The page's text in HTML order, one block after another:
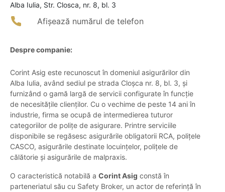
Alba Iulia, Str. Closca, nr. 8, bl. 3
Afișează numărul de telefon
Despre companie:
Corint Asig este recunoscut în domeniul asigurărilor din
Alba Iulia, având sediul pe strada Cloșca nr. 8, bl. 3, și
furnizând o gamă largă de servicii configurate în funcție
de necesitățile clienților. Cu o vechime de peste 14 ani în
industrie, firma se ocupă de intermedierea tuturor
categoriilor de polițe de asigurare. Printre serviciile
disponibile se regăsesc asigurările obligatorii RCA, polițele
CASCO, asigurările destinate locuințelor, polițele de
călătorie și asigurările de malpraxis.
O caracteristică notabilă a Corint Asig constă în
parteneriatul său cu Safety Broker, un actor de referință în